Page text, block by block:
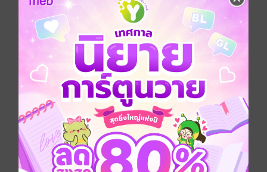
จีนโบราณ โรแมนติก ย้อนยุค/พีเรียด
เกิดใหม่
ซีรีส์
ทะลุมิติมาเป็นสาวใช้อุ่นเตียงของคุณชายบ้าใบ้ในนิยายที่
มีแค่บทนำ!
ประเภทไฟล์
pdf, epub
วันที่วางขาย 04 กรกฎาคม 2568
ความยาว 195 หน้า (≈ 42,515 คำ)